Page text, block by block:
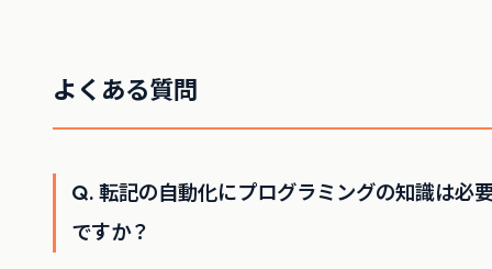
よくある質問
Q. 転記の自動化にプログラミングの知識は必
ですか？